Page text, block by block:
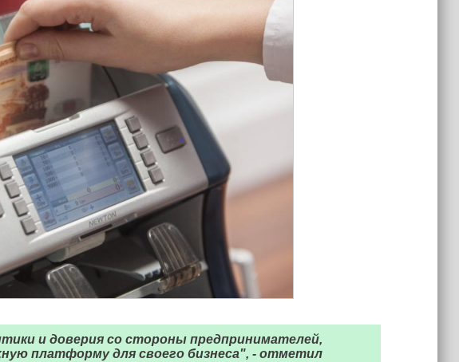
и доверия со стороны предпринимателей,
платформу для своего бизнеса", - отметил